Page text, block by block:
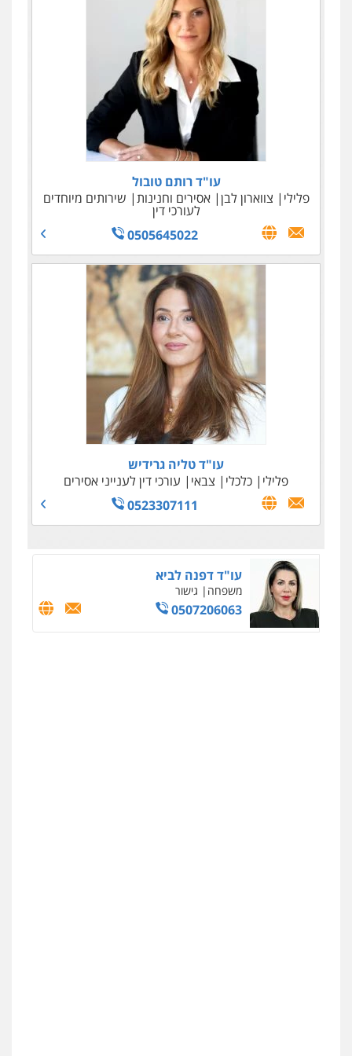
עו"ד רענן עמוסי
פלילי פשע חמור מעצרים וחקירות
0525981800
כלכלי מיסים הלבנת הון
0506245512
עו"ד רותם טובול
פלילי
צווארון לבן אסירים וחנינות שירותים מיוחדים
לעורכי דין
0505645022
עו"ד טליה גרידיש
פלילי
כלכלי צבאי
עורכי דין לענייני אסירים
0523307111
עו"ד דפנה לביא
משפחה גישור
0507206063